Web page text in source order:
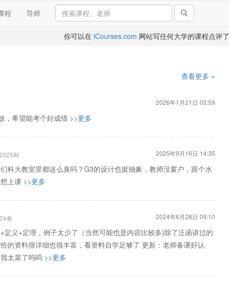
程 导师
你可以在 iCourses.com 网站写任何大学的课程点评了
查看更多 »
2026年1月21日 05:59
，希望能考个好成绩 >>更多
2025秋 2025年9月16日 14:35
科大教室里都这么臭吗？G3的设计也挺抽象，教师没窗户，跟个水
上课 >>更多
春 2024年6月28日 09:10
定义+定理，例子太少了（当然可能也是内容比较多)除了泛函讲过的
的资料很详细也很丰富，看资料自学足够了 更新：老师备课好认
太菜了呜呜 >>更多